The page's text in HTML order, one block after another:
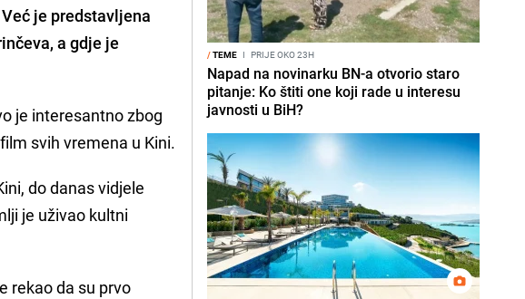
je predstavljena
a gdje je
je interesantno zbog
svih vremena u Kini.
do danas vidjele
je uživao kultni
rekao da su prvo
/TEME I PRIJE OKO 23H
Napad na novinarku BN-a otvorio staro
pitanje: Ko štiti one koji rade u interesu
javnosti u BiH?